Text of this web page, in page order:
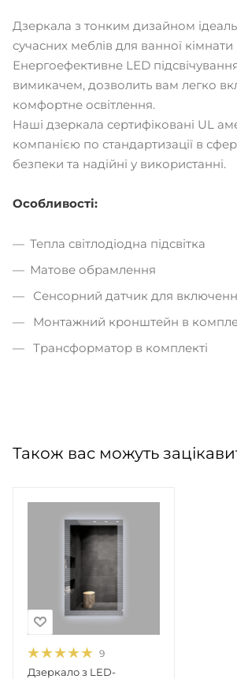
Дзеркала з тонким дизайном
сучасних меблів для ванної кімнати
Енергоефективне LED
вимикачем, дозволить вам легко
комфортне освітлення.
Наші дзеркала сертифіковані UL
компанією по стандартизації в
безпеки та надійні у використанні.
Особливості:
Тепла світлодіодна підсвітка
Матове обрамлення
Сенсорний датчик для
Монтажний кронштейн в
Трансформатор в комплекті
Також вас можуть
9
Дзеркало з LED-